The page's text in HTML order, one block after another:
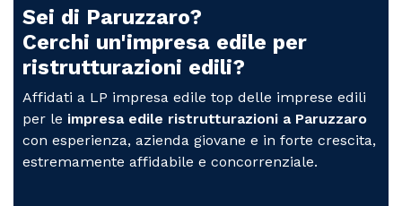
Sei di Paruzzaro?
Cerchi un'impresa edile per
ristrutturazioni edili?
Affidati a LP impresa edile top delle imprese edili
per le impresa edile ristrutturazioni a Paruzzaro
con esperienza, azienda giovane e in forte crescita,
estremamente affidabile e concorrenziale.